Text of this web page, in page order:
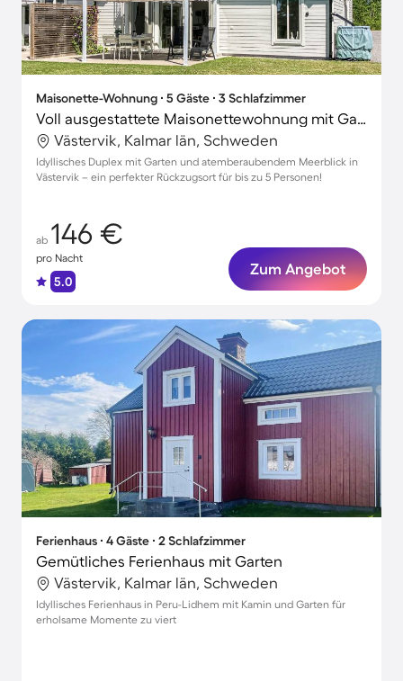
Maisonette-Wohnung ∙ 5 Gäste ∙ 3 Schlafzimmer
Voll ausgestattete Maisonettewohnung mit Garten und Terrasse | Wasserblick | Haustierfreundlich
Västervik, Kalmar län, Schweden
Idyllisches Duplex mit Garten und atemberaubendem Meerblick in
Västervik – ein perfekter Rückzugsort für bis zu 5 Personen!
ab 146 €
pro Nacht
5.0
Zum Angebot
Ferienhaus ∙ 4 Gäste ∙ 2 Schlafzimmer
Gemütliches Ferienhaus mit Garten
Västervik, Kalmar län, Schweden
Idyllisches Ferienhaus in Peru-Lidhem mit Kamin und Garten für
erholsame Momente zu viert